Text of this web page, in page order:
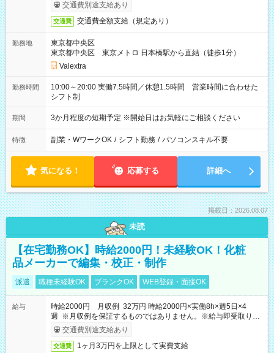
交通費別途支給あり
交通費 交通費全額支給（規定あり）
勤務地
東京都中央区
東京都中央区 東京メトロ 日本橋駅から直結（徒歩1分）
Valextra
勤務時間
10:00～20:00 実働7.5時間／休憩1.5時間 営業時間に合わせた
シフト制
期間 3か月程度の短期予定 ※開始日はお気軽にご相談ください
特徴 副業・WワークOK / シフト勤務 / パソコンスキル不要
気になる！ 応募する 詳細へ
掲載日：2026.08.07
未読
【在宅勤務OK】時給2000円！未経験OK！化粧
品メーカーで編集・校正・制作
派遣 職種未経験OK ブランクOK WEB登録・面接OK
給与
時給2000円 月収例 32万円 時給2000円×実働8h×週5日×4
週 ※月収例を保証するものではありません。※給与即受取りサ
ービス利用可（利用条件有）
交通費別途支給あり
交通費 1ヶ月3万円を上限として実費支給